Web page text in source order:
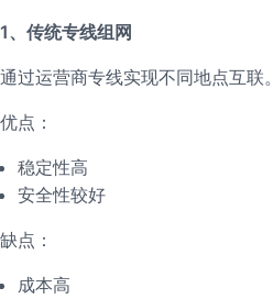
1、传统专线组网
通过运营商专线实现不同地点互联。
优点：
稳定性高
安全性较好
缺点：
成本高